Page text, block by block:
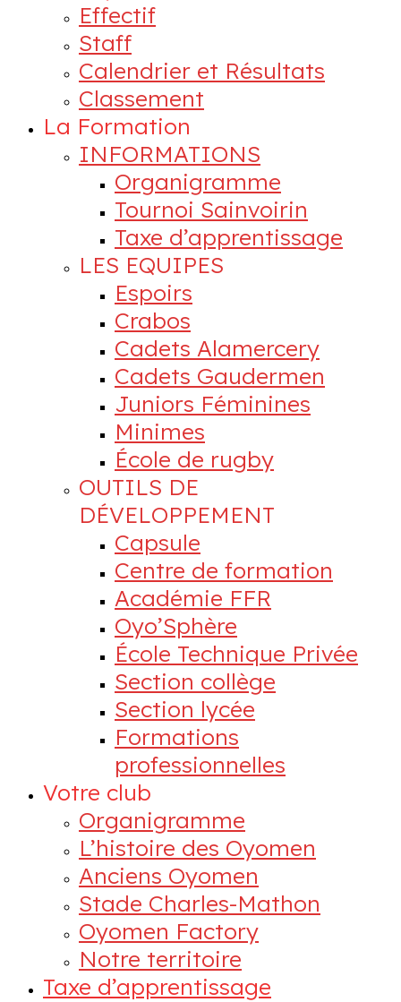
Effectif
Staff
Calendrier et Résultats
Classement
La Formation
INFORMATIONS
Organigramme
Tournoi Sainvoirin
Taxe d’apprentissage
LES EQUIPES
Espoirs
Crabos
Cadets Alamercery
Cadets Gaudermen
Juniors Féminines
Minimes
École de rugby
OUTILS DE
DÉVELOPPEMENT
Capsule
Centre de formation
Académie FFR
Oyo’Sphère
École Technique Privée
Section collège
Section lycée
Formations
professionnelles
Votre club
Organigramme
L’histoire des Oyomen
Anciens Oyomen
Stade Charles-Mathon
Oyomen Factory
Notre territoire
Taxe d’apprentissage